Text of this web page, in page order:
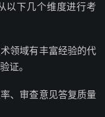
以下几个维度进行考
领域有丰富经验的代
证。
、审查意见答复质量